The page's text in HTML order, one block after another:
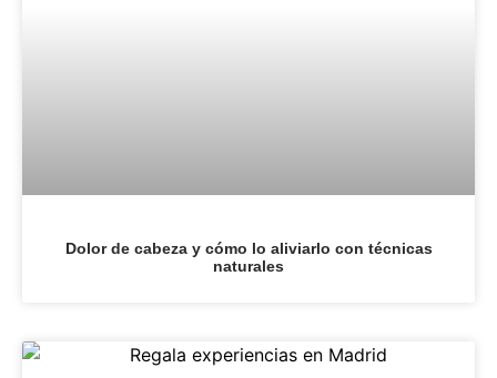
Dolor de cabeza y cómo lo aliviarlo con técnicas
naturales